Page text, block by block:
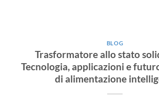
BLOG
Trasformatore allo stato
Tecnologia, applicazioni e
di alimentazione